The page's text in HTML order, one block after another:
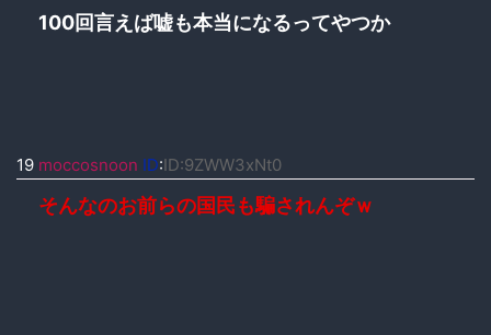
100回言えば嘘も本当になるってやつか
19 moccosnoon ID:ID:9ZWW3xNt0
そんなのお前らの国民も騙されんぞｗ